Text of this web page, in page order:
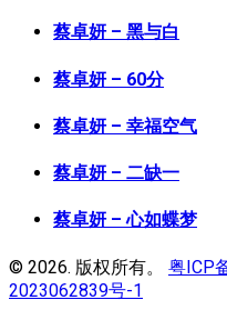
蔡卓妍 – 黑与白
蔡卓妍 – 60分
蔡卓妍 – 幸福空气
蔡卓妍 – 二缺一
蔡卓妍 – 心如蝶梦
© 2026. 版权所有。 粤ICP
2023062839号-1